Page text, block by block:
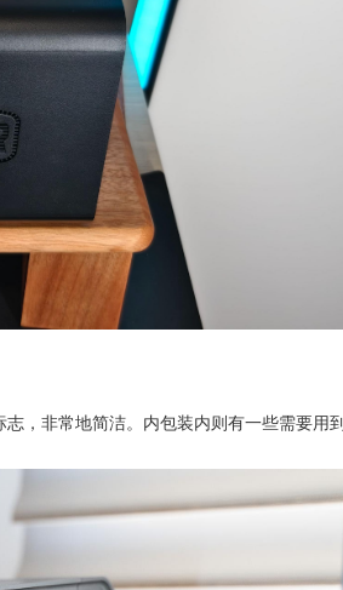
，非常地简洁。内包装内则有一些需要用